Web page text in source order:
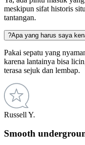
meskipun sifat historis
tantangan.
?Apa yang harus saya
Pakai sepatu yang
karena lantainya bisa
terasa sejuk dan lembap.
Russell Y.
Smooth